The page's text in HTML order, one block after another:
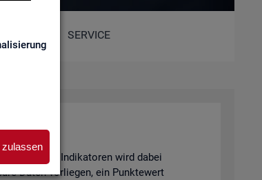
zulassen
SERVICE
In­di­ka­to­ren wird dabei
Daten vor­lie­gen, ein Punk­te­wert